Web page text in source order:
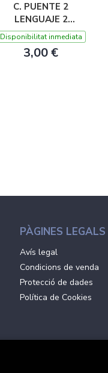
C. PUENTE 2
LENGUAJE 2
PRIMARIA
Disponibilitat inmediata
3,00 €
PÀGINES LEGALS
Avís legal
Condicions de venda
Protecció de dades
Política de Cookies